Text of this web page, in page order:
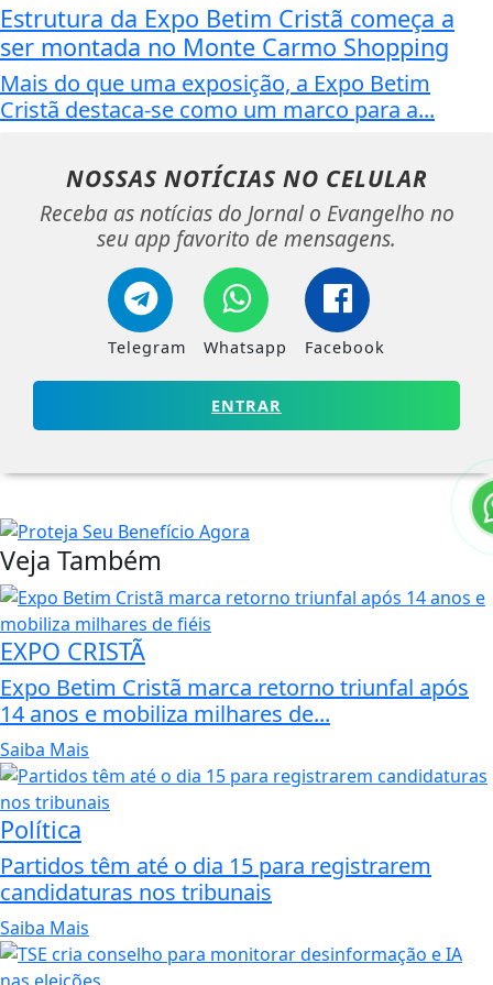
Estrutura da Expo Betim Cristã começa a
ser montada no Monte Carmo Shopping
Mais do que uma exposição, a Expo Betim
Cristã destaca-se como um marco para a...
NOSSAS NOTÍCIAS NO CELULAR
Receba as notícias do Jornal o Evangelho no
seu app favorito de mensagens.
Telegram Whatsapp Facebook
ENTRAR
Veja Também
EXPO CRISTÃ
Expo Betim Cristã marca retorno triunfal após
14 anos e mobiliza milhares de...
Saiba Mais
Política
Partidos têm até o dia 15 para registrarem
candidaturas nos tribunais
Saiba Mais